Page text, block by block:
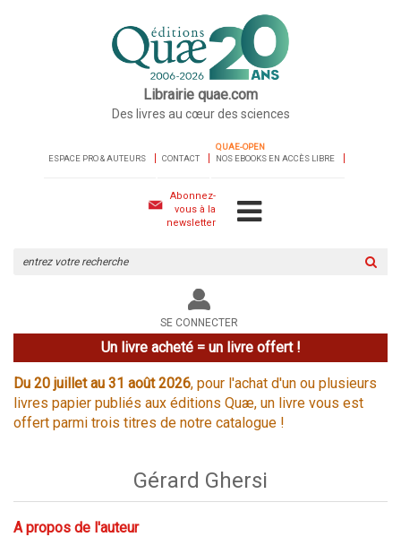
Librairie quae.com
Des livres au cœur des sciences
ESPACE PRO & AUTEURS CONTACT
QUAE-OPEN
NOS EBOOKS EN ACCÈS LIBRE
Abonnez-
vous à la
newsletter
le
site
SE CONNECTER
Un livre acheté = un livre offert !
Du 20 juillet au 31 août 2026, pour l'achat d'un ou plusieurs
livres papier publiés aux éditions Quæ, un livre vous est
offert parmi trois titres de notre catalogue !
Gérard Ghersi
A propos de l'auteur